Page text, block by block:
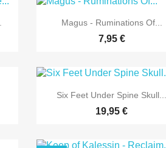
 Vorschau
Magus - Ruminations Of...
7,95 €
 Vorschau
Six Feet Under Spine Skull...
19,95 €